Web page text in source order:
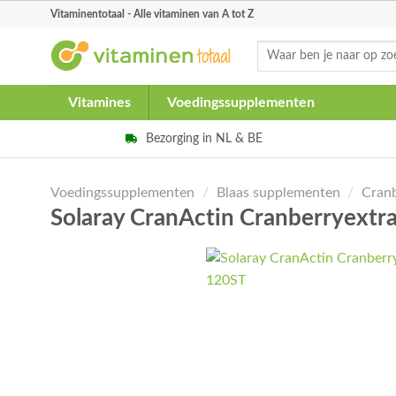
Vitaminentotaal - Alle vitaminen van A tot Z
Zoeken
Vitamines Voedingssupplementen
Bezorging in NL & BE
Voedingssupplementen / Blaas supplementen /
Solaray CranActin